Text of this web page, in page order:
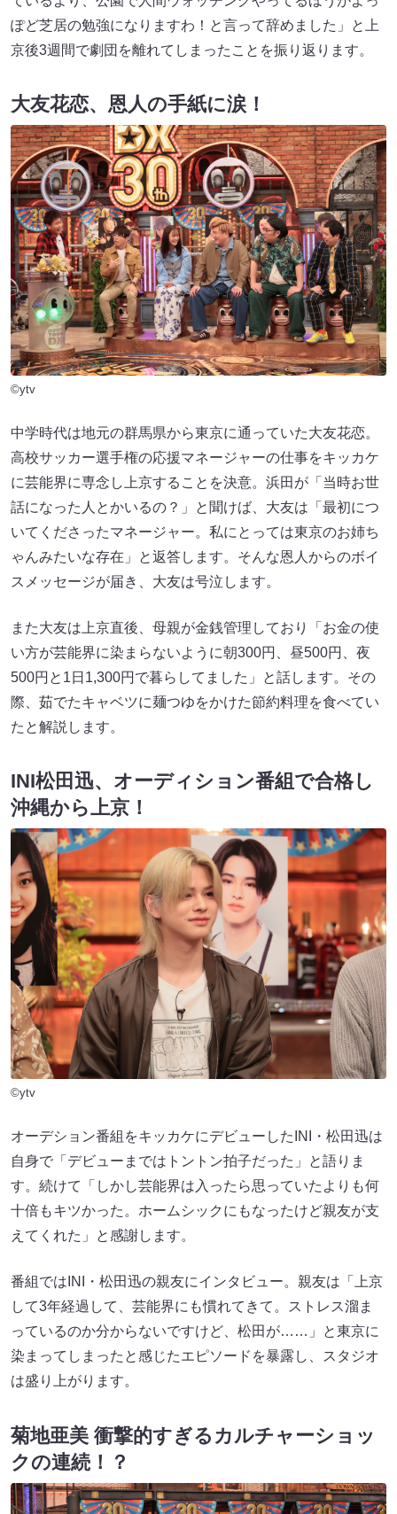
ぽど芝居の勉強になりますわ！と言って辞めました」と上
京後3週間で劇団を離れてしまったことを振り返ります。
大友花恋、恩人の手紙に涙！
©ytv
中学時代は地元の群馬県から東京に通っていた大友花恋。
高校サッカー選手権の応援マネージャーの仕事をキッカケ
に芸能界に専念し上京することを決意。浜田が「当時お世
話になった人とかいるの？」と聞けば、大友は「最初につ
いてくださったマネージャー。私にとっては東京のお姉ち
ゃんみたいな存在」と返答します。そんな恩人からのボイ
スメッセージが届き、大友は号泣します。
また大友は上京直後、母親が金銭管理しており「お金の使
い方が芸能界に染まらないように朝300円、昼500円、夜
500円と1日1,300円で暮らしてました」と話します。その
際、茹でたキャベツに麺つゆをかけた節約料理を食べてい
たと解説します。
INI松田迅、オーディション番組で合格し
沖縄から上京！
©ytv
オーデション番組をキッカケにデビューしたINI・松田迅は
自身で「デビューまではトントン拍子だった」と語りま
す。続けて「しかし芸能界は入ったら思っていたよりも何
十倍もキツかった。ホームシックにもなったけど親友が支
えてくれた」と感謝します。
番組ではINI・松田迅の親友にインタビュー。親友は「上京
して3年経過して、芸能界にも慣れてきて。ストレス溜ま
っているのか分からないですけど、松田が……」と東京に
染まってしまったと感じたエピソードを暴露し、スタジオ
は盛り上がります。
菊地亜美 衝撃的すぎるカルチャーショッ
クの連続！？